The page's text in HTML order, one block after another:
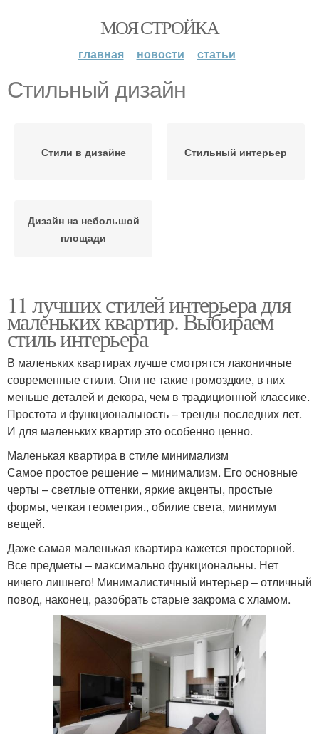
МОЯ СТРОЙКА
главная новости статьи
Стильный дизайн
Стили в дизайне Стильный интерьер
Дизайн на небольшой
площади
11 лучших стилей интерьера для
маленьких квартир. Выбираем
стиль интерьера
В маленьких квартирах лучше смотрятся лаконичные
современные стили. Они не такие громоздкие, в них
меньше деталей и декора, чем в традиционной классике.
Простота и функциональность – тренды последних лет.
И для маленьких квартир это особенно ценно.
Маленькая квартира в стиле минимализм
Самое простое решение – минимализм. Его основные
черты – светлые оттенки, яркие акценты, простые
формы, четкая геометрия., обилие света, минимум
вещей.
Даже самая маленькая квартира кажется просторной.
Все предметы – максимально функциональны. Нет
ничего лишнего! Минималистичный интерьер – отличный
повод, наконец, разобрать старые закрома с хламом.